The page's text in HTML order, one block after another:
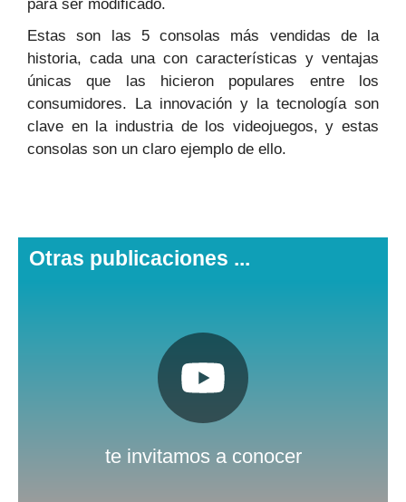
para ser modificado.
Estas son las 5 consolas más vendidas de la
historia, cada una con características y ventajas
únicas que las hicieron populares entre los
consumidores. La innovación y la tecnología son
clave en la industria de los videojuegos, y estas
consolas son un claro ejemplo de ello.
Otras publicaciones ...
te invitamos a conocer
Pulsa aquí